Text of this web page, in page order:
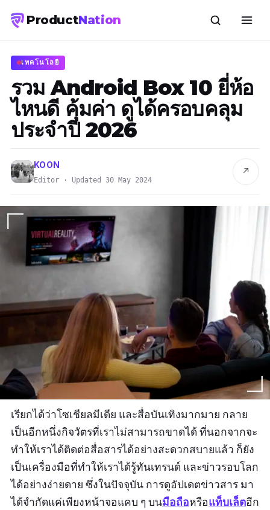
ProductNation
เทคโนโลยี
รวม Android Box 10 ยี่ห้อ
ไหนดี คุ้มค่า ดูได้ครอบคลุม
ประจำปี 2026
KOON
Editor · Updated 30 May 2024
↗
เรียกได้ว่าโซเชียลมีเดีย และสื่อบันเทิงมากมาย กลาย
เป็นอีกหนึ่งกิจวัตรที่เราไม่สามารถขาดได้ ที่นอกจากจะ
ทำให้เราได้ติดต่อสื่อสารได้อย่างสะดวกสบายแล้ว ก็ยัง
เป็นเครื่องมือที่ทำให้เราได้รู้ทันเทรนด์ และข่าวรอบโลก
ได้อย่างง่ายดาย ซึ่งในปัจจุบัน การดูอัปเดตข่าวสาร มา
ได้จำกัดแค่เพียงหน้าจอแคบ ๆ บนมือถือหรือแท็บเล็ตอีก